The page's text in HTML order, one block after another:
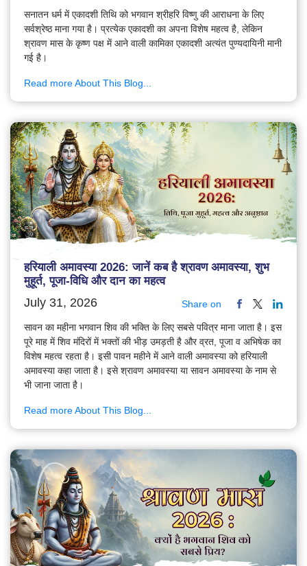
सनातन धर्म में एकादशी तिथि को भगवान श्रीहरि विष्णु की आराधना के लिए
सर्वश्रेष्ठ माना गया है। प्रत्येक एकादशी का अपना विशेष महत्व है, लेकिन
श्रावण मास के कृष्ण पक्ष में आने वाली कामिका एकादशी अत्यंत पुण्यदायिनी मानी
गई है।
Read more About This Blog...
हरियाली अमावस्या 2026: जानें कब है श्रावण अमावस्या, शुभ
मुहूर्त, पूजा-विधि और दान का महत्व
July 31, 2026 Share on
सावन का महीना भगवान शिव की भक्ति के लिए सबसे पवित्र माना जाता है। इस
पूरे माह में शिव मंदिरों में भक्तों की भीड़ उमड़ती है और व्रत, पूजा व अभिषेक का
विशेष महत्व रहता है। इसी पावन महीने में आने वाली अमावस्या को हरियाली
अमावस्या कहा जाता है। इसे श्रावण अमावस्या या सावन अमावस्या के नाम से
भी जाना जाता है।
Read more About This Blog...